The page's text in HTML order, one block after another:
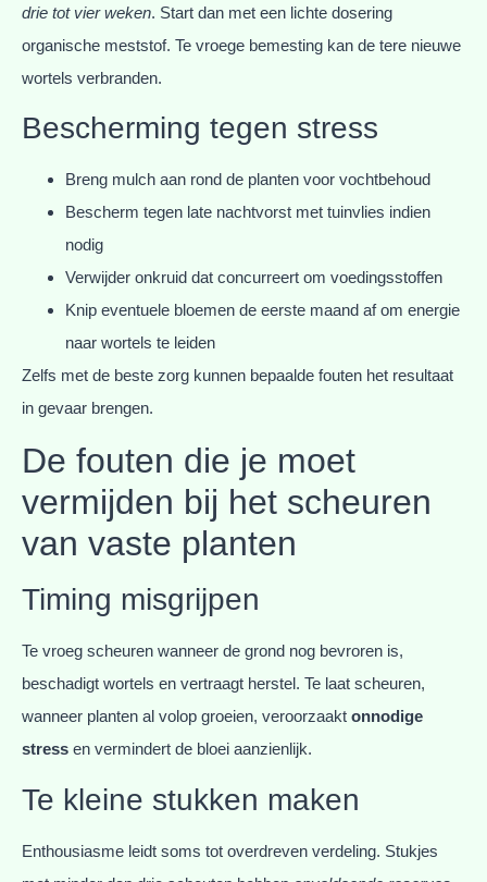
drie tot vier weken. Start dan met een lichte dosering
organische meststof. Te vroege bemesting kan de tere nieuwe
wortels verbranden.
Bescherming tegen stress
Breng mulch aan rond de planten voor vochtbehoud
Bescherm tegen late nachtvorst met tuinvlies indien
nodig
Verwijder onkruid dat concurreert om voedingsstoffen
Knip eventuele bloemen de eerste maand af om energie
naar wortels te leiden
Zelfs met de beste zorg kunnen bepaalde fouten het resultaat
in gevaar brengen.
De fouten die je moet
vermijden bij het scheuren
van vaste planten
Timing misgrijpen
Te vroeg scheuren wanneer de grond nog bevroren is,
beschadigt wortels en vertraagt herstel. Te laat scheuren,
wanneer planten al volop groeien, veroorzaakt onnodige
stress en vermindert de bloei aanzienlijk.
Te kleine stukken maken
Enthousiasme leidt soms tot overdreven verdeling. Stukjes